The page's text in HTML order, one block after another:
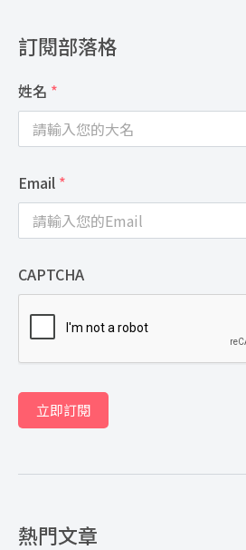
訂閱部落格
姓名 *
Email *
CAPTCHA
立即訂閱
熱門文章